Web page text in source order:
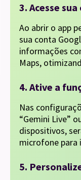
3. Acesse
Ao abrir o app
sua conta
informações
Maps,
4. Ative a
Nas
“Gemini Live”
dispositivos,
microfone para
5.